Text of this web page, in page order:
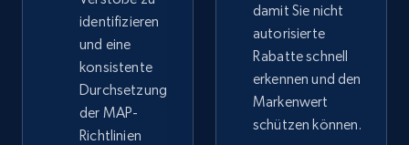
identifizieren
und eine
konsistente
Durchsetzung
der MAP-
Richtlinien
damit Sie nicht
autorisierte
Rabatte schnell
erkennen und den
Markenwert
schützen können.